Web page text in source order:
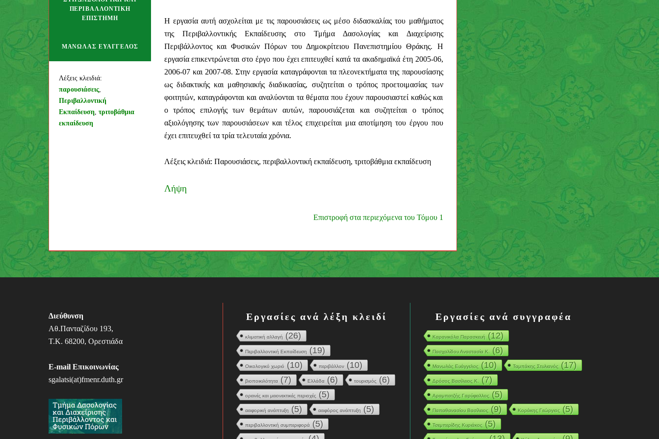
Η εργασία αυτή ασχολείται με τις παρουσιάσεις ως μέσο διδασκαλίας του μαθήματος
της Περιβαλλοντικής Εκπαίδευσης στο Τμήμα Δασολογίας και Διαχείρισης
Περιβάλλοντος και Φυσικών Πόρων του Δημοκρίτειου Πανεπιστημίου Θράκης. Η
εργασία επικεντρώνεται στο έργο που έχει επιτευχθεί κατά τα ακαδημαϊκά έτη 2005-06,
2006-07 και 2007-08. Στην εργασία καταγράφονται τα πλεονεκτήματα της παρουσίασης
ως διδακτικής και μαθησιακής διαδικασίας, συζητείται ο τρόπος προετοιμασίας των
φοιτητών, καταγράφονται και αναλύονται τα θέματα που έχουν παρουσιαστεί καθώς και
ο τρόπος επιλογής των θεμάτων αυτών, παρουσιάζεται και συζητείται ο τρόπος
αξιολόγησης των παρουσιάσεων και τέλος επιχειρείται μια αποτίμηση του έργου που
έχει επιτευχθεί τα τρία τελευταία χρόνια.
Λέξεις κλειδιά: Παρουσιάσεις, περιβαλλοντική εκπαίδευση, τριτοβάθμια εκπαίδευση
Λήψη
Επιστροφή στα περιεχόμενα του Τόμου 1
ΠΕΡΙΒΑΛΛΟΝΤΙΚΉ
ΕΠΙΣΤΉΜΗ
ΜΑΝΩΛΆΣ ΕΥΆΓΓΕΛΟΣ
Συγγραφέας
Λέξεις κλειδιά:
παρουσιάσεις,
Περιβαλλοντική
Εκπαίδευση,τριτοβάθμια
εκπαίδευση
Π
λ
γ
η
η
ά
ρ
θ
Διεύθυνση
Αθ.Πανταζίδου 193,
Τ.Κ. 68200, Ορεστιάδα
E-mail Επικοινωνίας
sgalatsi(at)fmenr.duth.gr
Εργασίες ανά λέξη κλειδί
κλιματική αλλαγή (26)
Περιβαλλοντική Εκπαίδευση (19)
Οικολογικό χωριό (10) περιβάλλον (10)
βιοποικιλότητα (7) Ελλάδα (6) τουρισμός (6)
ορεινές και μειονεκτικές περιοχές (5)
αειφορική ανάπτυξη (5) αειφόρος ανάπτυξη (5)
περιβαλλοντική συμπεριφορά (5)
Εργασίες ανά συγγραφέα
Καρανικόλα Παρασκευή(12)
Πασχαλίδου Αναστασία Κ. (6)
Μανωλάς Ευάγγελος(10) Ταμπάκης Στυλιανός(17)
Δρόσος Βασίλειος Κ. (7)
Αραμπατζής Γαρύφαλλος(5)
Παπαθανασίου Βασίλειος(9) Κοράκης Γεώργιος(5)
Τσεμπερίδης Κυριάκος(5)